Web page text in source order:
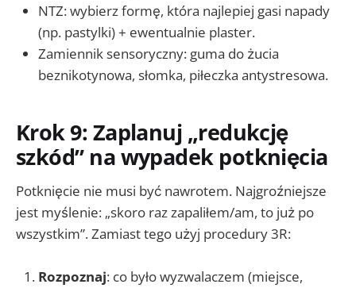
NTZ: wybierz formę, która najlepiej gasi napady
(np. pastylki) + ewentualnie plaster.
Zamiennik sensoryczny: guma do żucia
beznikotynowa, słomka, piłeczka antystresowa.
Krok 9: Zaplanuj „redukcję
szkód” na wypadek potknięcia
Potknięcie nie musi być nawrotem. Najgroźniejsze
jest myślenie: „skoro raz zapaliłem/am, to już po
wszystkim”. Zamiast tego użyj procedury 3R:
Rozpoznaj: co było wyzwalaczem (miejsce,